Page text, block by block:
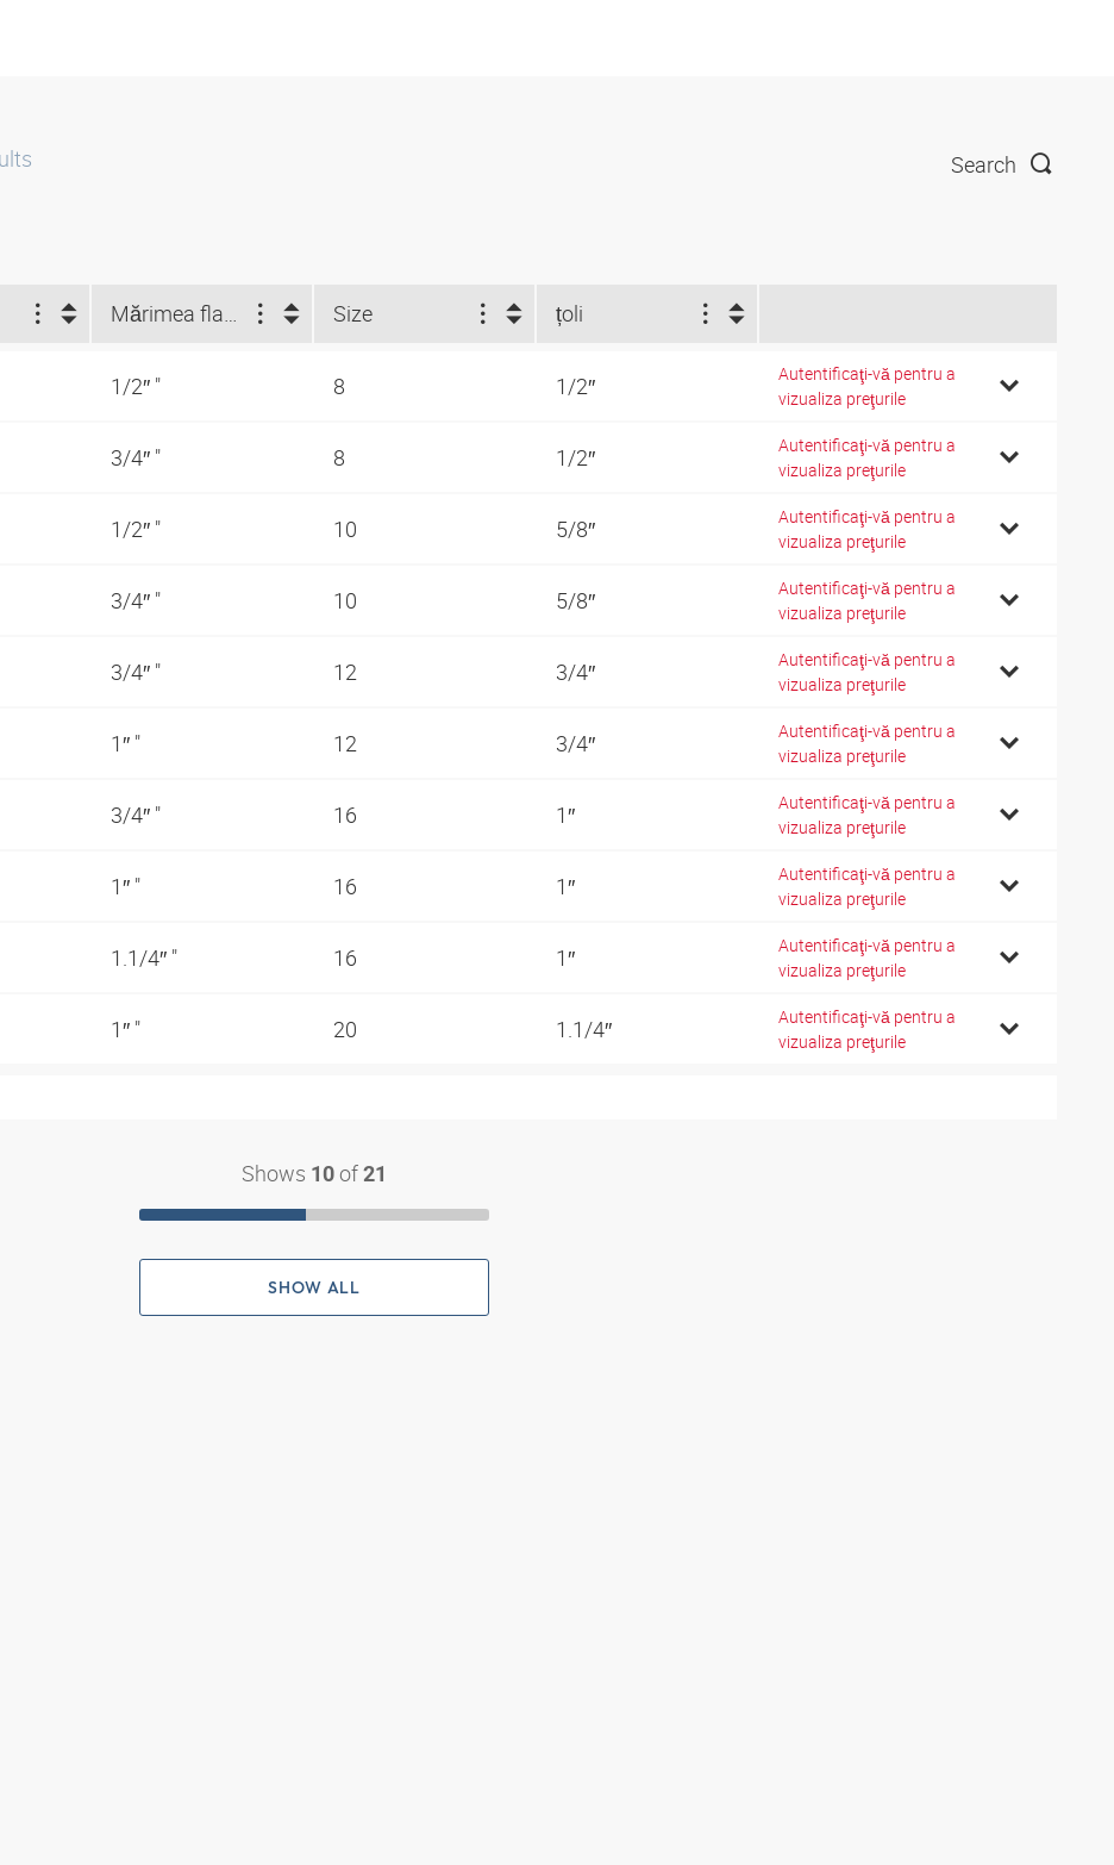
Search
Mărimea flanşei (") Size țoli
1/2″ " 8 1/2″
Autentificaţi-vă pentru a
vizualiza preţurile
3/4″ " 8 1/2″
Autentificaţi-vă pentru a
vizualiza preţurile
1/2″ " 10 5/8″
Autentificaţi-vă pentru a
vizualiza preţurile
3/4″ " 10 5/8″
Autentificaţi-vă pentru a
vizualiza preţurile
3/4″ " 12 3/4″
Autentificaţi-vă pentru a
vizualiza preţurile
1″ " 12 3/4″
Autentificaţi-vă pentru a
vizualiza preţurile
3/4″ " 16 1″
Autentificaţi-vă pentru a
vizualiza preţurile
1″ " 16 1″
Autentificaţi-vă pentru a
vizualiza preţurile
1.1/4″ " 16 1″
Autentificaţi-vă pentru a
vizualiza preţurile
1″ " 20 1.1/4″
Autentificaţi-vă pentru a
vizualiza preţurile
Shows 10 of 21
SHOW ALL